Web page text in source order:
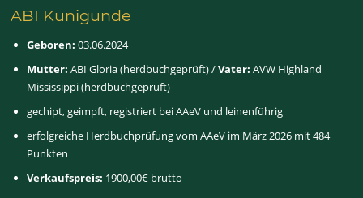
ABI Kunigunde
Geboren: 03.06.2024
Mutter: ABI Gloria (herdbuchgeprüft) /Vater: AVW Highland
Mississippi (herdbuchgeprüft)
gechipt, geimpft, registriert bei AAeV und leinenführig
erfolgreiche Herdbuchprüfung vom AAeV im März 2026 mit 484
Punkten
Verkaufspreis: 1900,00€ brutto